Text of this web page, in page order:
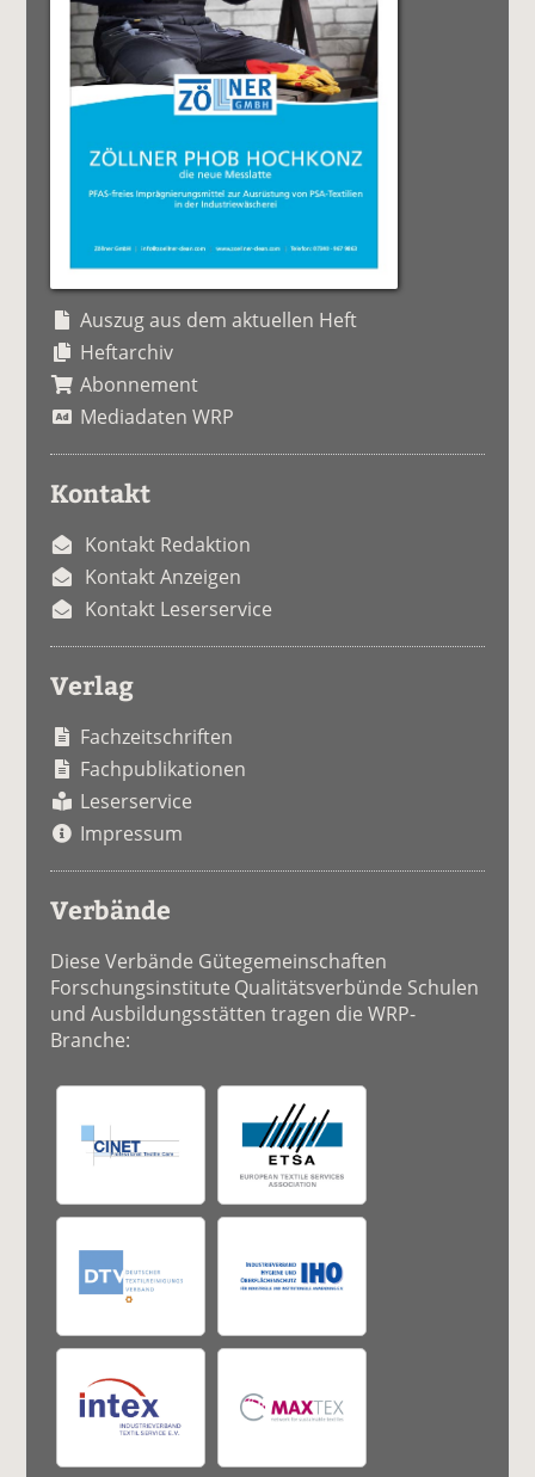
Auszug aus dem aktuellen Heft
Heftarchiv
Abonnement
Mediadaten WRP
Kontakt
Kontakt Redaktion
Kontakt Anzeigen
Kontakt Leserservice
Verlag
Fachzeitschriften
Fachpublikationen
Leserservice
Impressum
Verbände
Diese Verbände Gütegemeinschaften
Forschungsinstitute Qualitätsverbünde Schulen
und Ausbildungsstätten tragen die WRP-
Branche: